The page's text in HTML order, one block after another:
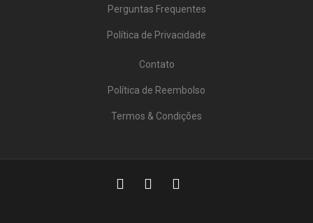
Perguntas Frequentes
Política de Privacidade
Contato
Política de Reembolso
Termos & Condições